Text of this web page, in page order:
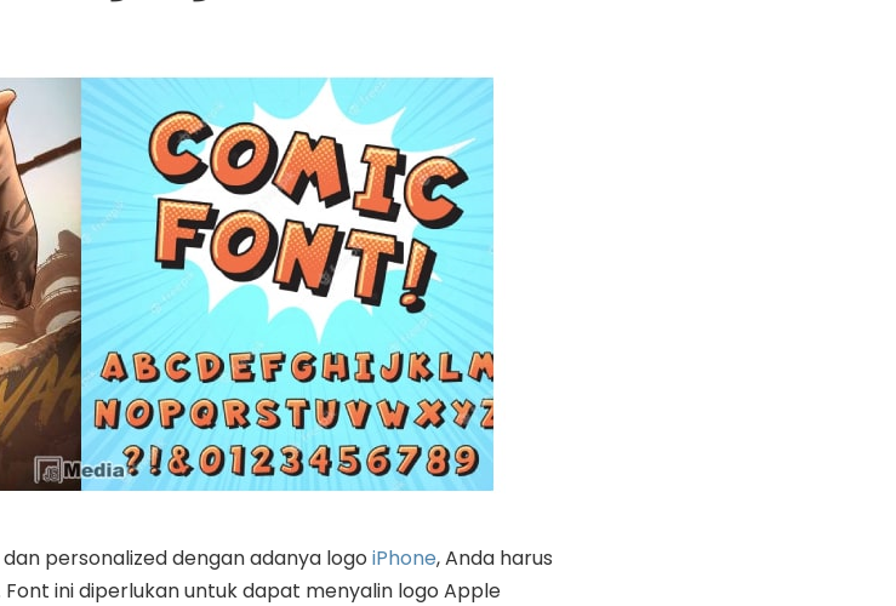
personalized dengan adanya logo iPhone, Anda harus
ini diperlukan untuk dapat menyalin logo Apple